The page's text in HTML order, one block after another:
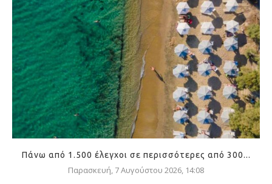
Πάνω από 1.500 έλεγχοι σε περισσότερες από 300...
Παρασκευή, 7 Αυγούστου 2026, 14:08